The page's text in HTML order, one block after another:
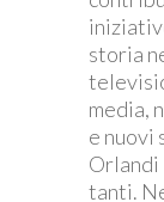
storia
media,
e nuovi
Orlandi
tanti.